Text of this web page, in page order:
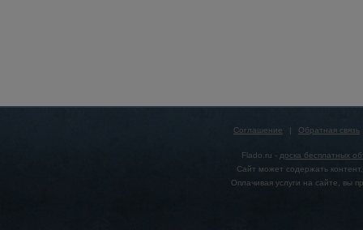
Соглашение | Обратная связь
Flado.ru - доска бесплатных
Сайт может содержать
Оплачивая услуги на сайте, вы